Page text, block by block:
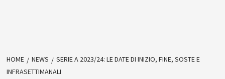
HOME NEWS
SERIE A 2023/24: LE DATE DI INIZIO, FINE, SOSTE E
INFRASETTIMANALI